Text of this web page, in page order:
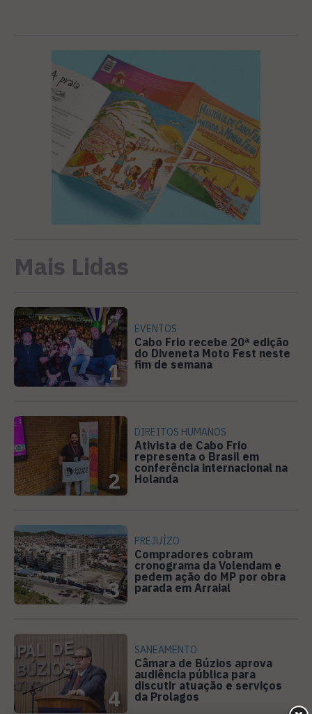
Mais Lidas
1
EVENTOS
Cabo Frio recebe 20ª edição
do Diveneta Moto Fest neste
fim de semana
2
DIREITOS HUMANOS
Ativista de Cabo Frio
representa o Brasil em
conferência internacional na
Holanda
3
PREJUÍZO
Compradores cobram
cronograma da Volendam e
pedem ação do MP por obra
parada em Arraial
4
SANEAMENTO
Câmara de Búzios aprova
audiência pública para
discutir atuação e serviços
da Prolagos